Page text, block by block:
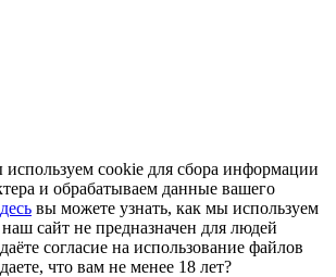
cookie для сбора информации
и обрабатываем данные вашего
вы можете узнать, как мы используем
сайт не предназначен для людей
согласие на использование файлов
что вам не менее 18 лет?